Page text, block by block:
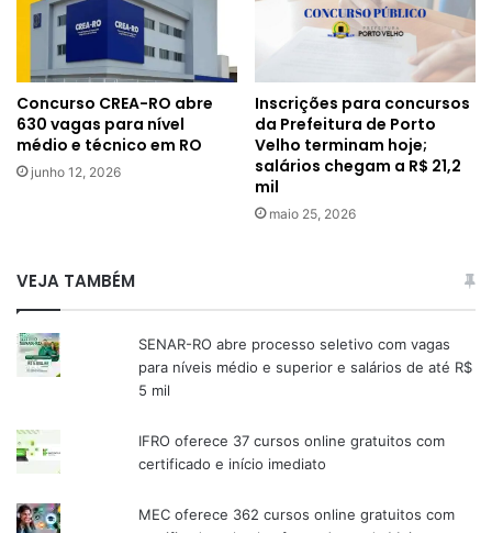
Concurso CREA-RO abre
630 vagas para nível
médio e técnico em RO
junho 12, 2026
Inscrições para concursos
da Prefeitura de Porto
Velho terminam hoje;
salários chegam a R$ 21,2
mil
maio 25, 2026
VEJA TAMBÉM
SENAR-RO abre processo seletivo com vagas
para níveis médio e superior e salários de até R$
5 mil
IFRO oferece 37 cursos online gratuitos com
certificado e início imediato
MEC oferece 362 cursos online gratuitos com